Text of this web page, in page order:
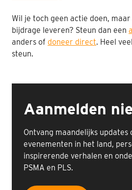
Wil je toch geen actie doen,
bijdrage leveren? Steun dan een
anders of doneer direct. Heel
steun.
Aanmelden
Ontvang maandelijks updates
evenementen in het land,
inspirerende verhalen en
PSMA en PLS.